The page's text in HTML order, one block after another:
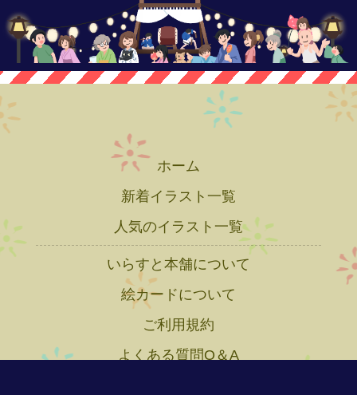
ホーム
新着イラスト一覧
人気のイラスト一覧
いらすと本舗について
絵カードについて
ご利用規約
よくある質問Q＆A